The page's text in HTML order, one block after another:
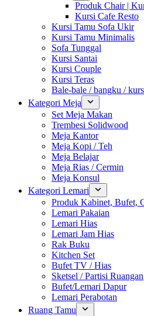
Produk Chair |
Kursi Cafe Resto
Kursi Tamu Sofa Ukir
Kursi Tamu Minimalis
Sofa Tunggal
Kursi Santai
Kursi Couple
Kursi Teras
Bale-bale / bangku /
Kategori Meja
Set Meja Makan
Trembesi Solidwood
Meja Kantor
Meja Kopi / Teh
Meja Belajar
Meja Rias / Cermin
Meja Konsul
Kategori Lemari
Produk Kabinet, Bufet,
Lemari Pakaian
Lemari Hias
Lemari Jam Hias
Rak Buku
Kitchen Set
Bufet TV / Hias
Sketsel / Partisi Ruangan
Bufet/Lemari Dapur
Lemari Perabotan
Ruang Tamu